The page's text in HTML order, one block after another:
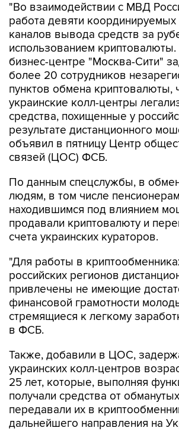
"Во взаимодействии с МВД
работа девяти
каналов вывода средств за
использованием
бизнес-центре "Москва-Сити"
более 20 сотрудников
пунктов обмена криптовалюты,
украинские колл-центры
средства, похищенные у
результате дистанционного
объявил в пятницу Центр
связей (ЦОС) ФСБ.
По данным спецслужбы, в
людям, в том числе
находившимся под влиянием
продавали криптовалюту и
счета украинских кураторов.
"Для работы в
российских регионов
привлечены не имеющие
финансовой грамотности
стремящиеся к легкому
в ФСБ.
Также, добавили в ЦОС,
украинских колл-центров
25 лет, которые, выполняя
получали средства от
передавали их в
дальнейшего направления на